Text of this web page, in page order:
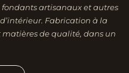
artisanaux et autres
Fabrication à la
matières de qualité, dans un